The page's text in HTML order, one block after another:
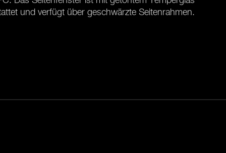
und verfügt über geschwärzte Seitenrahmen.